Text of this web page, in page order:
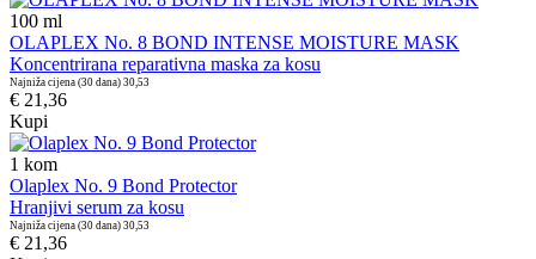
100 ml
OLAPLEX No. 8 BOND INTENSE MOISTURE MASK
Koncentrirana reparativna maska za kosu
Najniža cijena (30 dana) 30,53
€ 21,36
Kupi
1 kom
Olaplex No. 9 Bond Protector
Hranjivi serum za kosu
Najniža cijena (30 dana) 30,53
€ 21,36